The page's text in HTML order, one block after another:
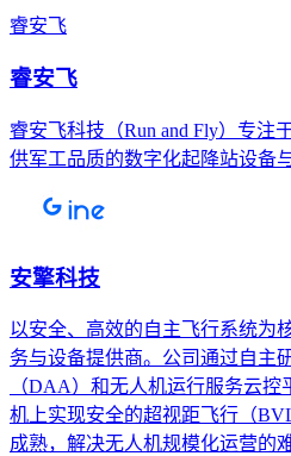
睿安飞
睿安飞
睿安飞科技（Run and Fly）专注
供军工品质的数字化起降站设备
安擎科技
以安全、高效的自主飞行系统为
务与设备提供商。公司通过自主
（DAA）和无人机运行服务云
机上实现安全的超视距飞行（
成熟，解决无人机规模化运营的难